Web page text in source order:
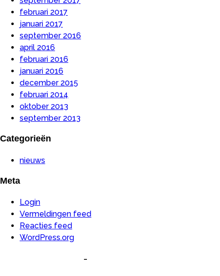
februari 2017
januari 2017
september 2016
april 2016
februari 2016
januari 2016
december 2015
februari 2014
oktober 2013
september 2013
Categorieën
nieuws
Meta
Login
Vermeldingen feed
Reacties feed
WordPress.org
-